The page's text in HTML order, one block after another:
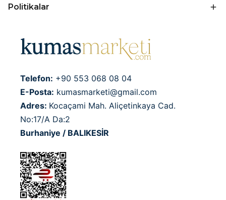
Politikalar
Telefon: +90 553 068 08 04
E-Posta: kumasmarketi@gmail.com
Adres: Kocaçami Mah. Aliçetinkaya Cad.
No:17/A Da:2
Burhaniye / BALIKESİR